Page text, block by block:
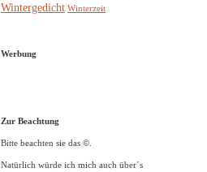
Wintergedicht Winterzeit
Werbung
Zur Beachtung
Bitte beachten sie das ©.
Natürlich würde ich mich auch über´s